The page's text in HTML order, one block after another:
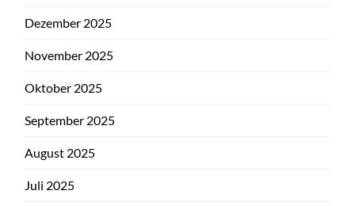
Dezember 2025
November 2025
Oktober 2025
September 2025
August 2025
Juli 2025